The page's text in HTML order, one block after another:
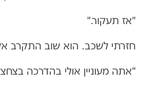
"אז תעקור."
חזרתי לשכב. הוא שוב התקרב
"אתה מעוניין אולי בהדרכה